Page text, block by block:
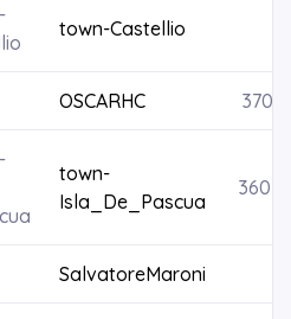
town-Castellio
OSCARHC
town-
Isla_De_Pascua
SalvatoreMaroni